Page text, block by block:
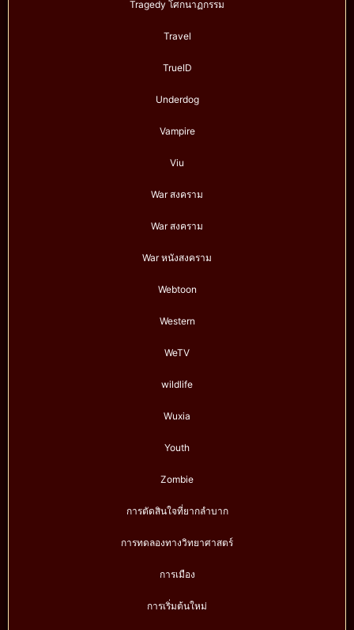
Tragedy โศกนาฏกรรม
Travel
TrueID
Underdog
Vampire
Viu
War สงคราม
War สงคราม
War หนังสงคราม
Webtoon
Western
WeTV
wildlife
Wuxia
Youth
Zombie
การตัดสินใจที่ยากลำบาก
การทดลองทางวิทยาศาสตร์
การเมือง
การเริ่มต้นใหม่